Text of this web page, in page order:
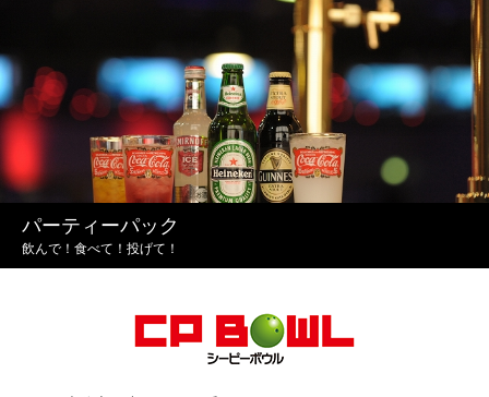
パーティーパック
飲んで！食べて！投げて！